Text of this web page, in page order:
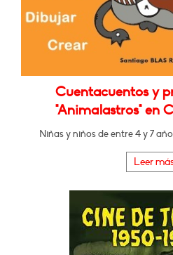
Cuentacuentos y
"Animalastros" en
Niñas y niños de entre 4 y 7
Leer